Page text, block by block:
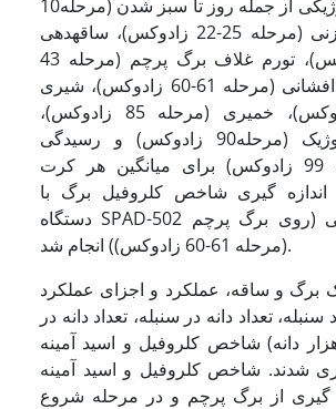
بود. مراحل فنولوژیکی از جمله روز تا سبز شدن (مرحله10
زادوکس)، پنجه زنی (مرحله 25-22 زادوکس)، ساقه­دهی
(مرحله30 زادوکس)، تورم غلاف برگ پرچم (مرحله 43
زادوکس)، گرده افشانی (مرحله 61-60 زادوکس)، شیری
(مرحله 20 زادوکس)، خمیری (مرحله 85 زادوکس)،
رسیدگی فیزیولوژیک (مرحله90 زادوکس) و رسید­گی
برداشت (مرحله 99 زادوکس) برای میانگین هر کرت
اندازه گیری شاخص کلروفیل برگ با
دستگاه SPAD-502 در مرحله آبستنی (روی برگ پرچم
(مرحله 61-60 زادوکس)) انجام شد.
و ساقه، عملکرد و اجزای عملکرد
تعداد دانه در سنبله، تعداد دانه در
دانه) شاخص کلروفیل و اسید آمینه
شدند. شاخص کلروفیل و اسید آمینه
گیری از برگ پرچم و در مرحله شروع